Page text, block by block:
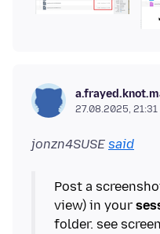
27.08.2025, 21:31
jonzn4SUSE said
Post a
view) in your
folder. see